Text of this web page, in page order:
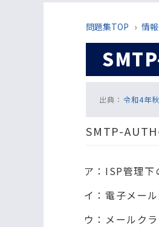
問題集TOP › 情
出典： 令和4年
SMTP-AUTH
ア：ISP管理下
イ：電子メー
ウ：メールク